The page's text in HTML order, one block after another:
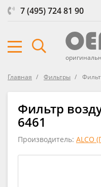
7 (495) 724 81 90
Главная Фильтры
Фильтр
6461
Производитель: ALCO